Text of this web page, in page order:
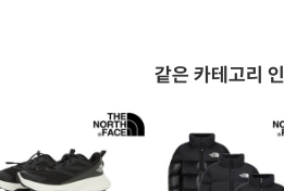
dongeecom@naver.com
소재지 경기도 고양시 덕양구 꽃마을
같은 카테고리